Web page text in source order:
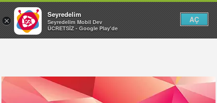
×
Seyredelim
Seyredelim Mobil Dev
ÜCRETSİZ - Google Play'de
AÇ